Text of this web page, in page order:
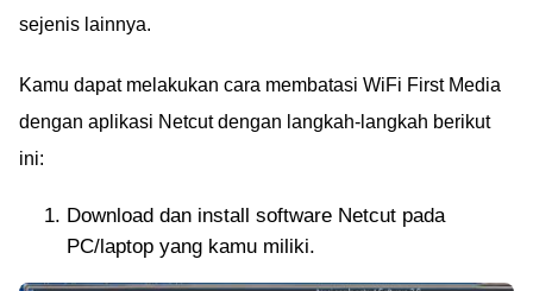
sejenis lainnya.
Kamu dapat melakukan cara membatasi WiFi First Media
dengan aplikasi Netcut dengan langkah-langkah berikut
ini:
Download dan install software Netcut pada
PC/laptop yang kamu miliki.